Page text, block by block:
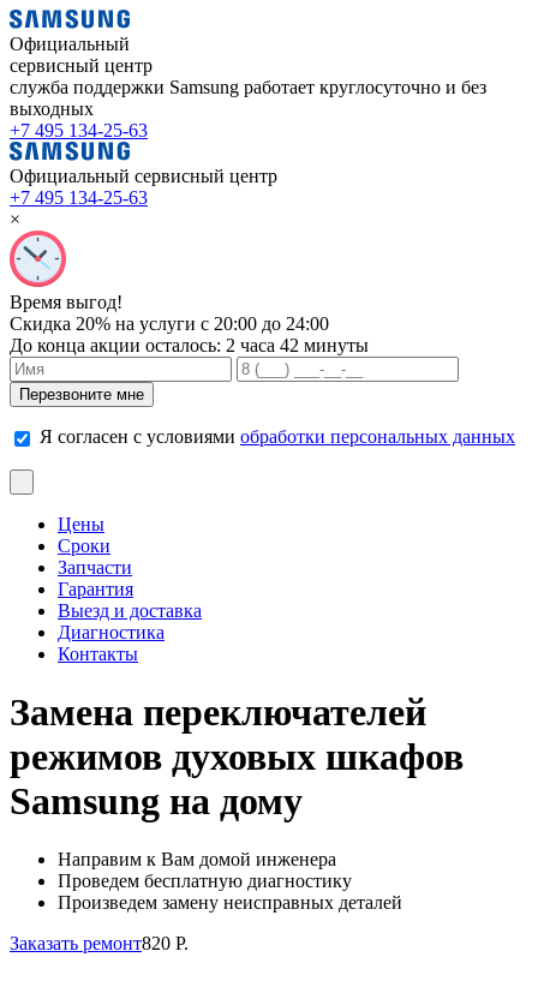
Официальный
сервисный центр
служба поддержки Samsung работает круглосуточно и без
выходных
+7 495 134-25-63
Официальный сервисный центр
+7 495 134-25-63
×
Время выгод!
Скидка 20% на услуги с 20:00 до 24:00
До конца акции осталось: 2 часа 42 минуты
Я согласен с условиями обработки персональных данных
Цены
Сроки
Запчасти
Гарантия
Выезд и доставка
Диагностика
Контакты
Замена переключателей
режимов духовых шкафов
Samsung на дому
Направим к Вам домой инженера
Проведем бесплатную диагностику
Произведем замену неисправных деталей
Заказать ремонт820 Р.